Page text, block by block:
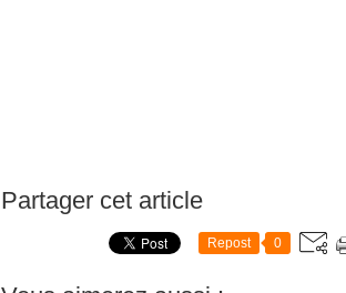
Partager cet article
Repost 0